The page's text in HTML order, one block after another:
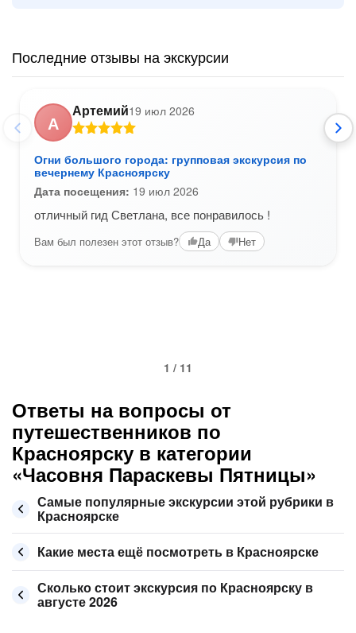
Последние отзывы на экскурсии
А
Артемий19 июл 2026
Огни большого города: групповая экскурсия по
вечернему Красноярску
Дата посещения: 19 июл 2026
отличный гид Светлана, все понравилось !
Вам был полезен этот отзыв? Да Нет
1 / 11
Ответы на вопросы от
путешественников по
Красноярску в категории
«Часовня Параскевы Пятницы»
Самые популярные экскурсии этой рубрики в
Красноярске
Какие места ещё посмотреть в Красноярске
Сколько стоит экскурсия по Красноярску в
августе 2026